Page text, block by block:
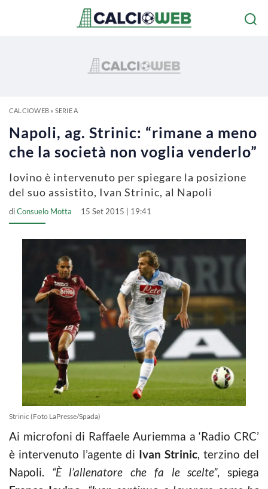
CALCIOWEB» SERIE A
Napoli, ag. Strinic: “rimane a meno
che la società non voglia venderlo”
Iovino è intervenuto per spiegare la posizione
del suo assistito, Ivan Strinic, al Napoli
diConsuelo Motta 15 Set 2015 | 19:41
Strinic (Foto LaPresse/Spada)
Ai microfoni di Raffaele Auriemma a ‘Radio CRC’
è intervenuto l’agente di Ivan Strinic, terzino del
Napoli. “È l’allenatore che fa le scelte”, spiega